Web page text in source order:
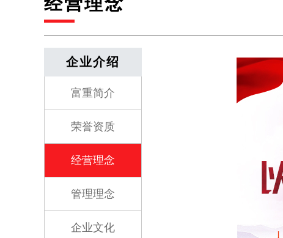
企业介绍
富重简介
荣誉资质
经营理念
管理理念
企业文化